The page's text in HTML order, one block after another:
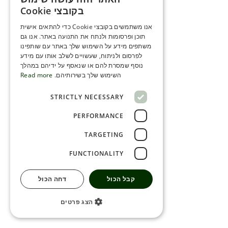
ENGLISH
SERBIA
HEBREW
RUSSIAN
SERBIAN-2
בקובצי Cookie
אנו משתמשים בקובצי Cookie כדי להתאים אישית
תוכן ופרסומות ולנתח את התנועה באתר. אנו גם
משתפים מידע על השימוש שלך באתר עם שותפינו
לפרסום ולניתוח, שעשויים לשלב אותו עם מידע
נוסף שמסרת להם או שנאסף על ידיהם במהלך
השימוש שלך בשירותיהם. Read more
STRICTLY NECESSARY
PERFORMANCE
TARGETING
FUNCTIONALITY
קבל הכול דחה הכול
הצג פרטים